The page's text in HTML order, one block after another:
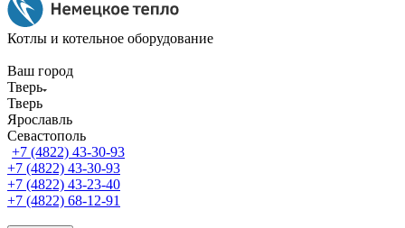
Котлы и котельное оборудование
Ваш город
Тверь
Тверь
Ярославль
Севастополь
+7 (4822) 43-30-93
+7 (4822) 43-30-93
+7 (4822) 43-23-40
+7 (4822) 68-12-91